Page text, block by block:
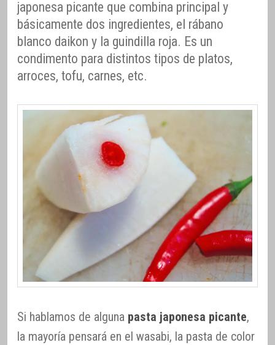
japonesa picante que combina principal y
básicamente dos ingredientes, el rábano
blanco daikon y la guindilla roja. Es un
condimento para distintos tipos de platos,
arroces, tofu, carnes, etc.
Si hablamos de alguna pasta japonesa picante,
la mayoría pensará en el wasabi, la pasta de color